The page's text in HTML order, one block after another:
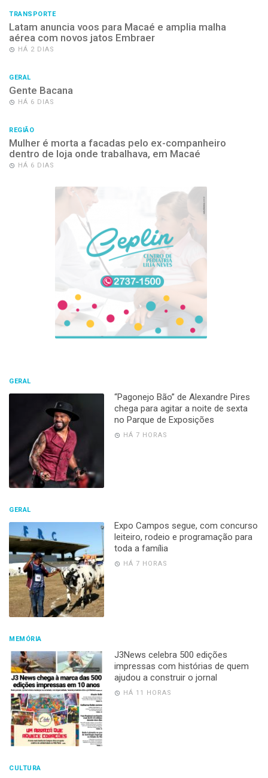
TRANSPORTE
Latam anuncia voos para Macaé e amplia malha
aérea com novos jatos Embraer
HÁ 2 DIAS
GERAL
Gente Bacana
HÁ 6 DIAS
REGIÃO
Mulher é morta a facadas pelo ex-companheiro
dentro de loja onde trabalhava, em Macaé
HÁ 6 DIAS
GERAL
“Pagonejo Bão” de Alexandre Pires
chega para agitar a noite de sexta
no Parque de Exposições
HÁ 7 HORAS
GERAL
Expo Campos segue, com concurso
leiteiro, rodeio e programação para
toda a família
HÁ 7 HORAS
MEMÓRIA
J3News celebra 500 edições
impressas com histórias de quem
ajudou a construir o jornal
HÁ 11 HORAS
CULTURA